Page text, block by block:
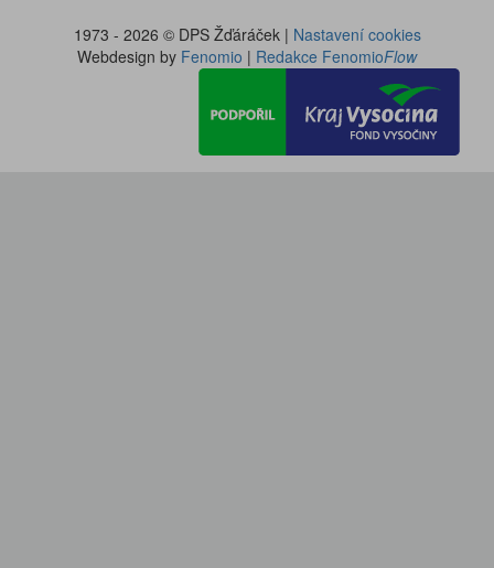
1973 - 2026 © DPS Žďáráček | Nastavení cookies
Webdesign by Fenomio | Redakce FenomioFlow